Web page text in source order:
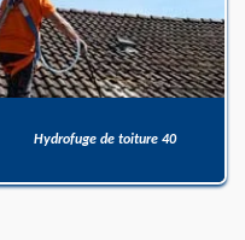
Hydrofuge de toiture 40